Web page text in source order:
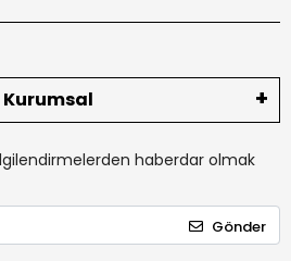
Kurumsal
haberdar olmak
Gönder